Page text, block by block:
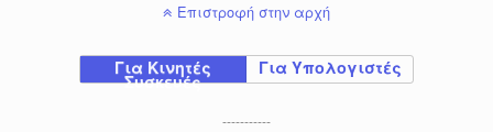
Επιστροφή στην αρχή
Για Κινητές
Συσκευές
Για Υπολογιστές
-----------